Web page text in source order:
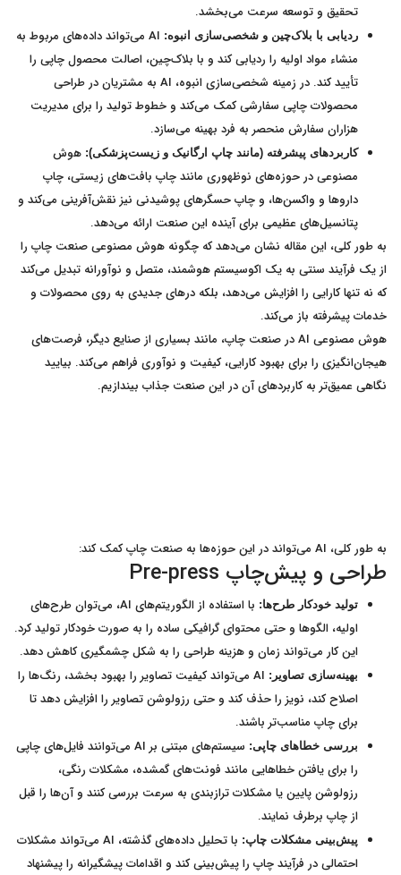
تحقیق و توسعه سرعت می‌بخشد.
ردیابی با بلاک‌چین و شخصی‌سازی انبوه:
AI می‌تواند داده‌های مربوط به
منشاء مواد اولیه را ردیابی کند و با بلاک‌چین، اصالت محصول چاپی را
تأیید کند. در زمینه شخصی‌سازی انبوه، AI به مشتریان در طراحی
محصولات چاپی سفارشی کمک می‌کند و خطوط تولید را برای مدیریت
هزاران سفارش منحصر به فرد بهینه می‌سازد.
کاربردهای پیشرفته (مانند چاپ ارگانیک و زیست‌پزشکی): هوش
مصنوعی در حوزه‌های نوظهوری مانند چاپ بافت‌های زیستی، چاپ
داروها و واکسن‌ها، و چاپ حسگرهای پوشیدنی نیز نقش‌آفرینی می‌کند و
پتانسیل‌های عظیمی برای آینده این صنعت ارائه می‌دهد.
به طور کلی، این مقاله نشان می‌دهد که چگونه هوش مصنوعی صنعت چاپ را
از یک فرآیند سنتی به یک اکوسیستم هوشمند، متصل و نوآورانه تبدیل می‌کند
که نه تنها کارایی را افزایش می‌دهد، بلکه درهای جدیدی به روی محصولات و
خدمات پیشرفته باز می‌کند.
هوش مصنوعی AI در صنعت چاپ، مانند بسیاری از صنایع دیگر، فرصت‌های
هیجان‌انگیزی را برای بهبود کارایی، کیفیت و نوآوری فراهم می‌کند. بیایید
نگاهی عمیق‌تر به کاربردهای آن در این صنعت جذاب بیندازیم.
به طور کلی، AI می‌تواند در این حوزه‌ها به صنعت چاپ کمک کند:
طراحی و پیش‌چاپ Pre-press
تولید خودکار طرح‌ها:
با استفاده از الگوریتم‌های AI، می‌توان طرح‌های
اولیه، الگوها و حتی محتوای گرافیکی ساده را به صورت خودکار تولید کرد.
این کار می‌تواند زمان و هزینه طراحی را به شکل چشمگیری کاهش دهد.
بهینه‌سازی تصاویر:
AI می‌تواند کیفیت تصاویر را بهبود بخشد، رنگ‌ها را
اصلاح کند، نویز را حذف کند و حتی رزولوشن تصاویر را افزایش دهد تا
برای چاپ مناسب‌تر باشند.
بررسی خطاهای چاپی:
سیستم‌های مبتنی بر AI می‌توانند فایل‌های چاپی
را برای یافتن خطاهایی مانند فونت‌های گمشده، مشکلات رنگی،
رزولوشن پایین یا مشکلات ترازبندی به سرعت بررسی کنند و آن‌ها را قبل
از چاپ برطرف نمایند.
پیش‌بینی مشکلات چاپ:
با تحلیل داده‌های گذشته، AI می‌تواند مشکلات
احتمالی در فرآیند چاپ را پیش‌بینی کند و اقدامات پیشگیرانه را پیشنهاد